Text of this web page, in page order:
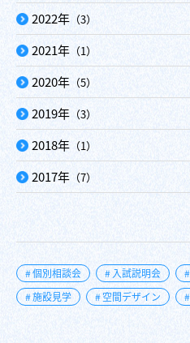
2022年 （3）
2021年 （1）
2020年 （5）
2019年 （3）
2018年 （1）
2017年 （7）
個別相談会 入試説明会
施設見学
空間デザイン